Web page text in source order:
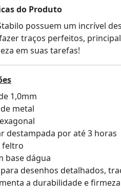
do Produto
possuem um incrível
traços perfeitos,
em suas tarefas!
1,0mm
metal
destampada por até 3 horas
feltro
base dágua
desenhos detalhados,
a durabilidade e firmeza